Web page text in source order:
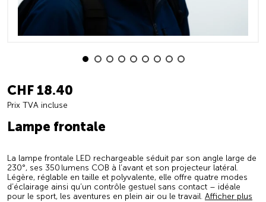
CHF 18.40
Prix TVA incluse
Lampe frontale
La lampe frontale LED rechargeable séduit par son angle large de
230°, ses 350 lumens COB à l’avant et son projecteur latéral.
Légère, réglable en taille et polyvalente, elle offre quatre modes
d’éclairage ainsi qu’un contrôle gestuel sans contact – idéale
pour le sport, les aventures en plein air ou le travail. Afficher plus